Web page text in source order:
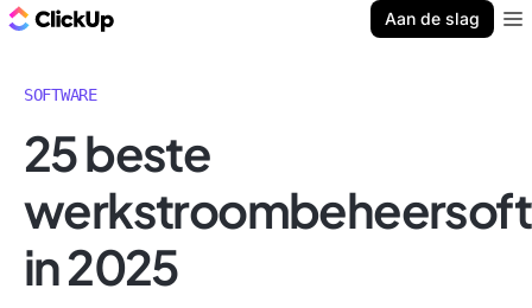
Aan de slag
SOFTWARE
25 beste
in 2025